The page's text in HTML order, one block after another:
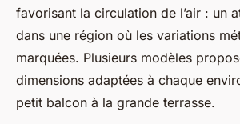
favorisant la circulation de l’air : un
dans une région où les variations
marquées. Plusieurs modèles
dimensions adaptées à chaque
petit balcon à la grande terrasse.